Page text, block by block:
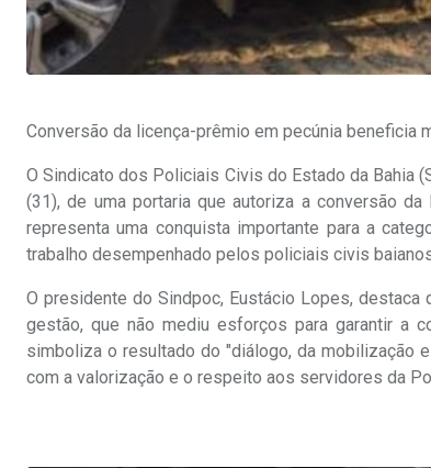
Conversão da licença-prêmio em pecúnia beneficia
O Sindicato dos Policiais Civis do Estado da Bahia
(31), de uma portaria que autoriza a conversão
representa uma conquista importante para a
trabalho desempenhado pelos policiais civis
O presidente do Sindpoc, Eustácio Lopes,
gestão, que não mediu esforços para garantir a
simboliza o resultado do "diálogo, da
com a valorização e o respeito aos servidores da